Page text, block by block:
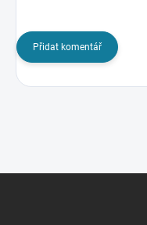
Přidat komentář